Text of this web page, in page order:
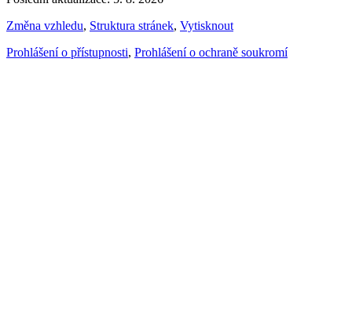
Změna vzhledu, Struktura stránek, Vytisknout
Prohlášení o přístupnosti, Prohlášení o ochraně soukromí